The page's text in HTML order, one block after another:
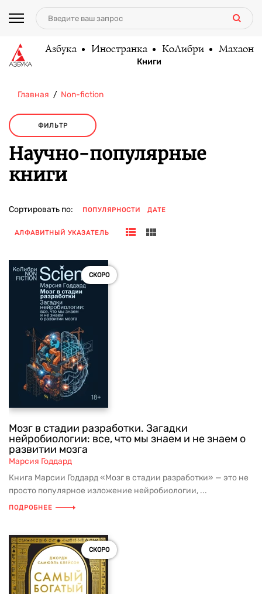
Азбука Иностранка КоЛибри Махаон
Книги
Главная Non-fiction
ФИЛЬТР
Научно-популярные
книги
Сортировать по: ПОПУЛЯРНОСТИ ДАТЕ
АЛФАВИТНЫЙ УКАЗАТЕЛЬ
СКОРО
Мозг в стадии разработки. Загадки
нейробиологии: все, что мы знаем и не знаем о
развитии мозга
Марсия Годдард
Книга Марсии Годдард «Мозг в стадии разработки» — это не
просто популярное изложение нейробиологии, ...
ПОДРОБНЕЕ
СКОРО